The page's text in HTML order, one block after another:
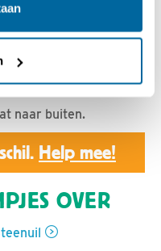
beeld
23:55 |
naar buiten.
Help mee!
OVER